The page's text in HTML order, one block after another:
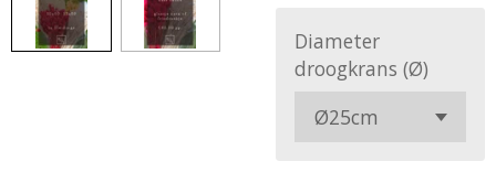
Diameter
droogkrans (Ø)